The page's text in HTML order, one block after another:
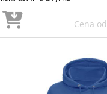
Cena od